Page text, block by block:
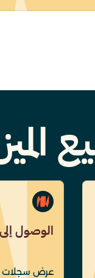
الوصول
عرض سجلات